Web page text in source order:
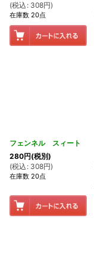
(税込 : 308円)
在庫数 20点
フェンネル スィート
280円(税別)
(税込 : 308円)
在庫数 20点